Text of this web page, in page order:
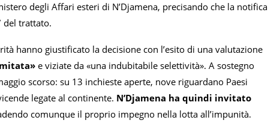
degli Affari esteri di N’Djamena, precisando che la notifica
del trattato.
hanno giustificato la decisione con l’esito di una valutazione
e viziate da «una indubitabile selettività». A sostegno
scorso: su 13 inchieste aperte, nove riguardano Paesi
legate al continente. N’Djamena ha quindi invitato
comunque il proprio impegno nella lotta all’impunità.